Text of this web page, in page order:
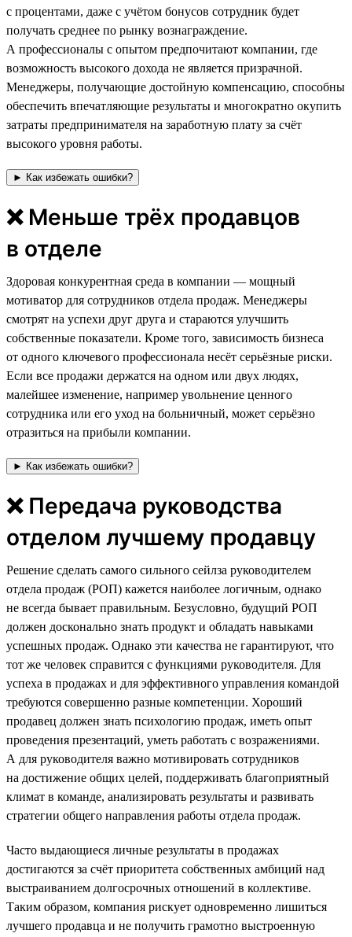
с процентами, даже с учётом бонусов сотрудник будет
получать среднее по рынку вознаграждение.
А профессионалы с опытом предпочитают компании, где
возможность высокого дохода не является призрачной.
Менеджеры, получающие достойную компенсацию, способны
обеспечить впечатляющие результаты и многократно окупить
затраты предпринимателя на заработную плату за счёт
высокого уровня работы.
► Как избежать ошибки?
❌ Меньше трёх продавцов
в отделе
⁠⁠⁠Здоровая конкурентная среда в компании — мощный
мотиватор для сотрудников отдела продаж. Менеджеры
смотрят на успехи друг друга и стараются улучшить
собственные показатели. Кроме того, зависимость бизнеса
от одного ключевого профессионала несёт серьёзные риски.
Если все продажи держатся на одном или двух людях,
малейшее изменение, например увольнение ценного
сотрудника или его уход на больничный, может серьёзно
отразиться на прибыли компании.
► Как избежать ошибки?
❌ Передача руководства
отделом лучшему продавцу
Решение сделать самого сильного сейлза руководителем
отдела продаж (РОП) кажется наиболее логичным, однако
не всегда бывает правильным. Безусловно, будущий РОП
должен досконально знать продукт и обладать навыками
успешных продаж. Однако эти качества не гарантируют, что
тот же человек справится с функциями руководителя. Для
успеха в продажах и для эффективного управления командой
требуются совершенно разные компетенции. Хороший
продавец должен знать психологию продаж, иметь опыт
проведения презентаций, уметь работать с возражениями.
А для руководителя важно мотивировать сотрудников
на достижение общих целей, поддерживать благоприятный
климат в команде, анализировать результаты и развивать
стратегии общего направления работы отдела продаж.
Часто выдающиеся личные результаты в продажах
достигаются за счёт приоритета собственных амбиций над
выстраиванием долгосрочных отношений в коллективе.
Таким образом, компания рискует одновременно лишиться
лучшего продавца и не получить грамотно выстроенную